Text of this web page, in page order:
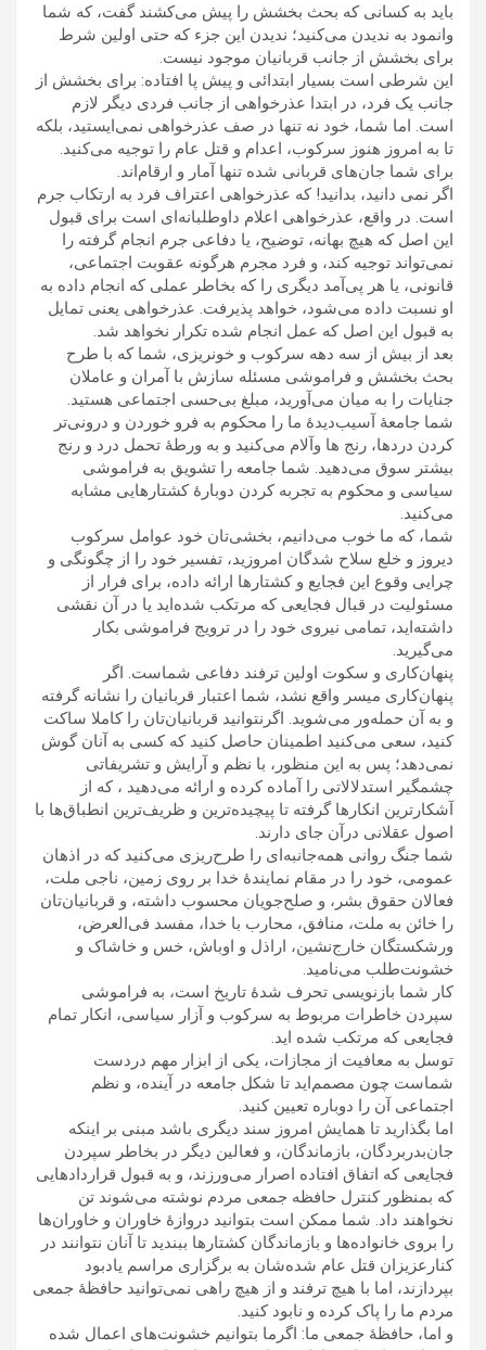
بايد به کسانی که بحث بخشش را پيش می‌کشند گفت، که شما
وانمود به نديدن می‌کنيد؛ نديدن اين جزء که حتی اولين شرط
برای بخشش از جانب قربانيان موجود نيست.
اين شرطی است بسيار ابتدائی و پيش پا افتاده: برای بخشش از
جانب يک فرد، در ابتدا عذرخواهی از جانب فردی ديگر لازم
است. اما شما، خود نه تنها در صف عذرخواهی نمی‌ايستيد، بلکه
تا به امروز هنوز سرکوب، اعدام و قتل عام را توجيه می‌کنيد.
برای شما جان‌های قربانی شده تنها آمار و ارقام‌اند.
اگر نمی دانيد، بدانيد! که عذرخواهی اعتراف فرد به ارتکاب جرم
است. در واقع، عذرخواهی اعلام داوطلبانه‌ای است برای قبول
اين اصل که هيچ بهانه، توضيح، يا دفاعی جرم انجام گرفته را
نمی‌تواند توجيه کند، و فرد مجرم هرگونه عقوبت اجتماعی،
قانونی، يا هر پی‌آمد ديگری را که بخاطر عملی که انجام داده به
او نسبت داده می‌شود، خواهد پذيرفت. عذرخواهی يعنی تمايل
به قبول اين اصل که عمل انجام شده تکرار نخواهد شد.
بعد از بيش از سه دهه سرکوب و خونريزی، شما که با طرح
بحث بخشش و فراموشی مسئله سازش با آمران و عاملان
جنايات را به ميان می‌آوريد، مبلغ بی‌حسی اجتماعی هستيد.
شما جامعۀ آسيب‌ديدۀ ما را محکوم به فرو خوردن و درونی‌تر
کردن دردها، رنج ها وآلام می‌کنيد و به ورطۀ تحمل درد و رنج
بيشتر سوق می‌دهيد. شما جامعه را تشويق به فراموشی
سياسی و محکوم به تجربه کردن دوبارۀ کشتارهايی مشابه
می‌کنيد.
شما، که ما خوب می‌دانيم، بخشی‌تان خود عوامل سرکوب
ديروز و خلع سلاح شدگان امروزيد، تفسير خود را از چگونگی و
چرايی وقوع اين فجايع و کشتارها ارائه داده، برای فرار از
مسئوليت در قبال فجايعی که مرتکب شده‌ايد يا در آن نقشی
داشته‌ايد، تمامی نيروی خود را در ترويج فراموشی بکار
می‌گيريد.
پنهان‌کاری و سکوت اولين ترفند دفاعی شماست. اگر
پنهان‌کاری ميسر واقع نشد، شما اعتبار قربانيان را نشانه گرفته
و به آن حمله‌ور می‌شويد. اگرنتوانيد قربانيان‌تان را کاملا ساکت
کنيد، سعی می‌کنيد اطمينان حاصل کنيد که کسی به آنان گوش
نمی‌دهد؛ پس به اين منظور، با نظم و آرايش و تشريفاتی
چشمگير استدلالاتی را آماده کرده و ارائه می‌دهيد ، که از
آشکارترين انکارها گرفته تا پيچيده‌ترين و ظريف‌ترين انطباق‌ها با
اصول عقلانی درآن جای دارند.
شما جنگ روانی همه‌جانبه‌ای را طرح‌ريزی می‌کنيد که در اذهان
عمومی، خود را در مقام نمايندۀ خدا بر روی زمين، ناجی ملت،
فعالان حقوق بشر، و صلح‌جويان محسوب داشته، و قربانيان‌تان
را خائن به ملت، منافق، محارب با خدا، مفسد فی‌العرض،
ورشکستگان خارج‌نشين، اراذل و اوباش، خس و خاشاک و
خشونت‌طلب می‌ناميد.
کار شما بازنويسی تحرف شدۀ تاريخ است، به فراموشی
سپردن خاطرات مربوط به سرکوب و آزار سياسی، انکار تمام
فجايعی که مرتکب شده ايد.
توسل به معافيت از مجازات، يکی از ابزار مهم دردست
شماست چون مصمم‌ايد تا شکل جامعه در آينده، و نظم
اجتماعی آن را دوباره تعيين کنيد.
اما بگذاريد تا همايش امروز سند ديگری باشد مبنی بر اينکه
جان‌بدربردگان، بازماندگان، و فعالين ديگر در بخاطر سپردن
فجايعی که اتفاق افتاده اصرار می‌ورزند، و به قبول قراردادهايی
که بمنظور کنترل حافظه جمعی مردم نوشته می‌شوند تن
نخواهند داد. شما ممکن است بتوانيد دروازۀ خاوران و خاوران‌ها
را بروی خانواده‌ها و بازماندگان کشتارها ببنديد تا آنان نتوانند در
کنارعزيزان قتل عام شده‌شان به برگزاری مراسم يادبود
بپردازند، اما با هيچ ترفند و از هيچ راهی نمی‌توانيد حافظۀ جمعی
مردم ما را پاک کرده و نابود کنيد.
و اما، حافظۀ جمعی ما: اگرما بتوانيم خشونت‌های اعمال شده